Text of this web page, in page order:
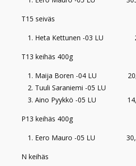
T15 seiväs
Heta Kettunen -03 LU
T13 keihäs 400g
Maija Boren -04 LU
Tuuli Saraniemi -05 LU
Aino Pyykkö -05 LU
P13 keihäs 400g
Eero Mauro -05 LU
N keihäs